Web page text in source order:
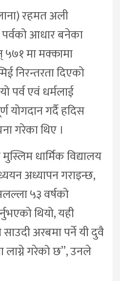
रहमत अली
आधार बनेका
५७१ मा मक्कामा
निरन्तरता दिएको
पर्व एवं धर्मलाई
योगदान गर्दै हदिस
गरेका थिए ।
धार्मिक विद्यालय
अध्यापन गराइन्छ,
५३ वर्षको
थियो, यही
अरबमा पर्ने यी दुवै
लाग्ने गरेको छ”, उनले